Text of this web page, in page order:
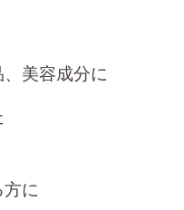
美容成分に
方に